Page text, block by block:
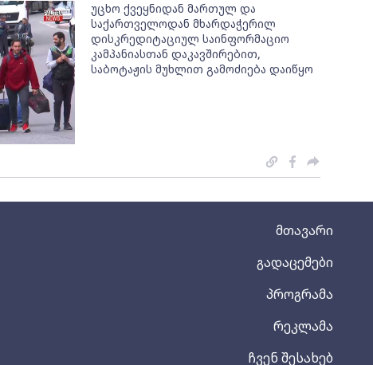
მთავარი
გადაცემები
პროგრამა
რეკლამა
ჩვენ შესახებ
უცხო ქვეყნიდან მართულ და
საქართველოდან მხარდაჭერილ
დისკრედიტაციულ საინფორმაციო
კამპანიასთან დაკავშირებით,
საბოტაჟის მუხლით გამოძიება დაიწყო